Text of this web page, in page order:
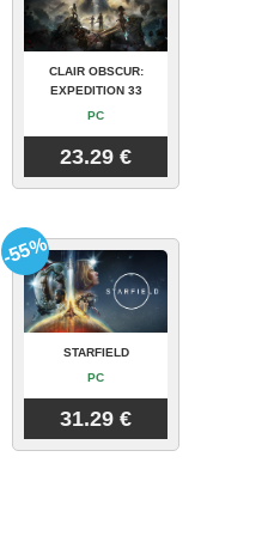
CLAIR OBSCUR:
EXPEDITION 33
PC
23.29 €
STARFIELD
PC
31.29 €
-55%